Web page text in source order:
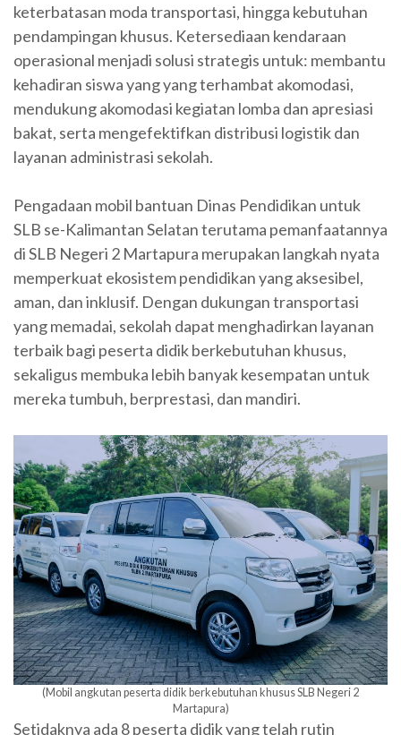
keterbatasan moda transportasi, hingga kebutuhan
pendampingan khusus. Ketersediaan kendaraan
operasional menjadi solusi strategis untuk: membantu
kehadiran siswa yang yang terhambat akomodasi,
mendukung akomodasi kegiatan lomba dan apresiasi
bakat, serta mengefektifkan distribusi logistik dan
layanan administrasi sekolah.
Pengadaan mobil bantuan Dinas Pendidikan untuk
SLB se-Kalimantan Selatan terutama pemanfaatannya
di SLB Negeri 2 Martapura merupakan langkah nyata
memperkuat ekosistem pendidikan yang aksesibel,
aman, dan inklusif. Dengan dukungan transportasi
yang memadai, sekolah dapat menghadirkan layanan
terbaik bagi peserta didik berkebutuhan khusus,
sekaligus membuka lebih banyak kesempatan untuk
mereka tumbuh, berprestasi, dan mandiri.
(Mobil angkutan peserta didik berkebutuhan khusus SLB Negeri 2
Martapura)
Setidaknya ada 8 peserta didik yang telah rutin